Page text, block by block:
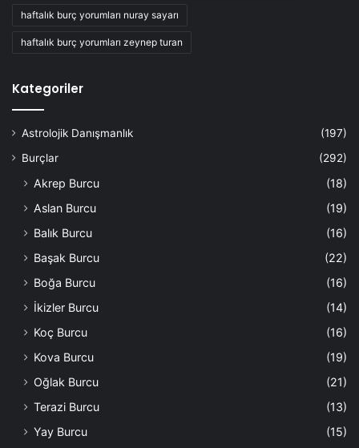
haftalık burç yorumları nuray sayarı
haftalık burç yorumları zeynep turan
Kategoriler
Astrolojik Danışmanlık
(197)
Burçlar
(292)
Akrep Burcu
(18)
Aslan Burcu
(19)
Balık Burcu
(16)
Başak Burcu
(22)
Boğa Burcu
(16)
İkizler Burcu
(14)
Koç Burcu
(16)
Kova Burcu
(19)
Oğlak Burcu
(21)
Terazi Burcu
(13)
Yay Burcu
(15)